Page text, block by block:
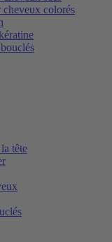
colorés
tête